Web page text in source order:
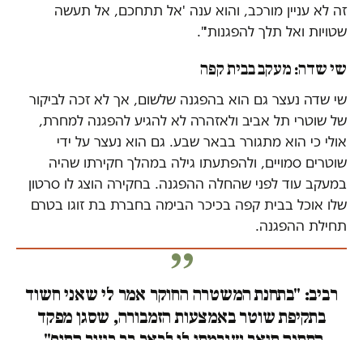
זה לא עניין מורכב, והוא ענה 'אל תתחכם, אל תעשה
שטויות ואל תלך להפגנות'".
שי שדה: מעקב בבית קפה
שי שדה נעצר גם הוא בהפגנה שלשום, אך לא זכה לביקור
של שוטרי תל אביב ולאזהרה לא להגיע להפגנה למחרת,
אולי כי הוא מתגורר בבאר שבע. גם הוא נעצר על ידי
שוטרים סמויים, ולהפתעתו גילה במהלך חקירתו שהיה
במעקב עוד לפני שהחלה ההפגנה. בחקירה הוצג לו סרטון
שלו אוכל בבית קפה בכיכר הבימה בחברת בת זוגו בטרם
תחילת ההפגנה.
רביב: "בתחנת המשטרה החוקר אמר לי שאני חשוד
בתקיפת שוטר באמצעות הזמבורה, שסגן מפקד